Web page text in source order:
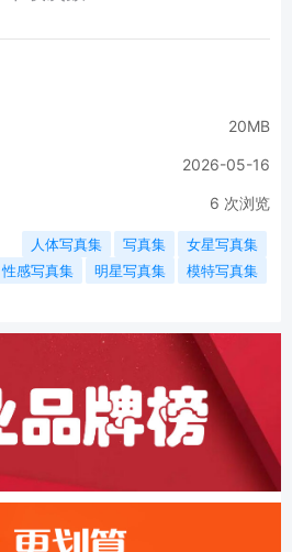
20MB
2026-05-16
6 次浏览
人体写真集 写真集
女星写真集
性感写真集
明星写真集 模特写真集